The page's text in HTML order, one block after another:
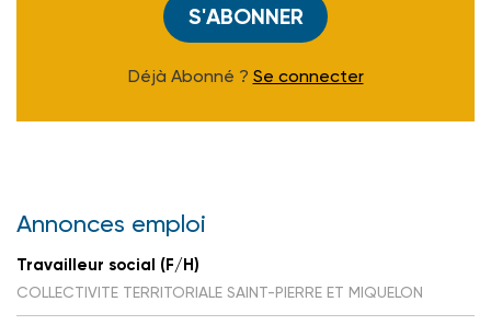
S'ABONNER
Déjà Abonné ? Se connecter
Annonces emploi
Travailleur social (F/H)
COLLECTIVITE TERRITORIALE SAINT-PIERRE ET MIQUELON